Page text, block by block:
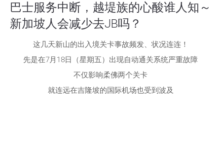
巴士服务中断，越堤族的心酸谁人知～
新加坡人会减少去JB吗？
这几天新山的出入境关卡事故频发、状况连连！
先是在7月18日（星期五）出现自动通关系统严重故障
不仅影响柔佛两个关卡
就连远在吉隆坡的国际机场也受到波及